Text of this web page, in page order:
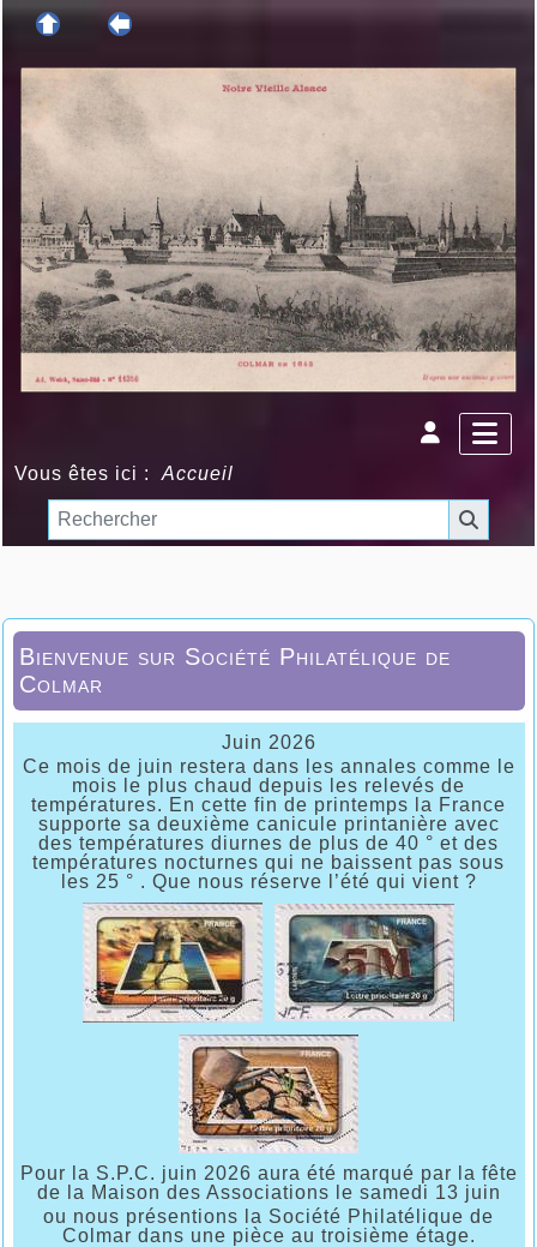
Vous êtes ici :Accueil
Bienvenue sur Société Philatélique de
Colmar
Juin 2026
Ce mois de juin restera dans les annales comme le
mois le plus chaud depuis les relevés de
températures. En cette fin de printemps la France
supporte sa deuxième canicule printanière avec
des températures diurnes de plus de 40 ° et des
températures nocturnes qui ne baissent pas sous
les 25 ° . Que nous réserve l’été qui vient ?
Pour la S.P.C. juin 2026 aura été marqué par la fête
de la Maison des Associations le samedi 13 juin
ou nous présentions la Société Philatélique de
Colmar dans une pièce au troisième étage.